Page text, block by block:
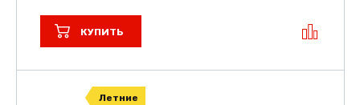
КУПИТЬ
Летние